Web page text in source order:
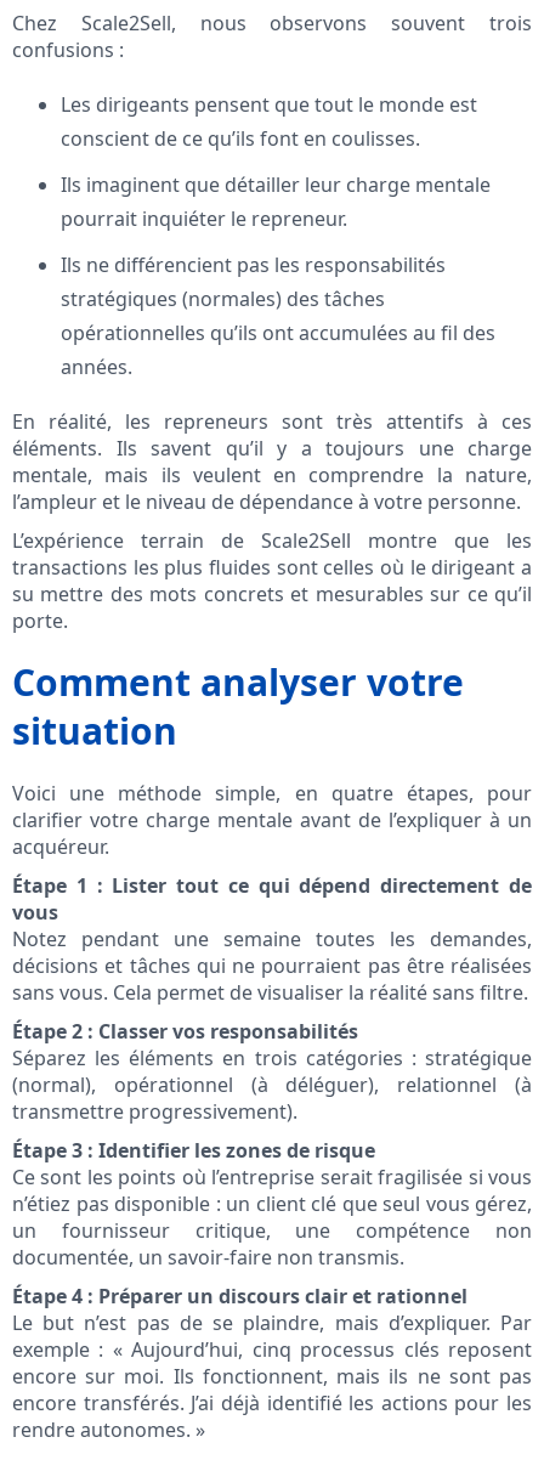
Chez Scale2Sell, nous observons souvent trois
confusions :
Les dirigeants pensent que tout le monde est
conscient de ce qu’ils font en coulisses.
Ils imaginent que détailler leur charge mentale
pourrait inquiéter le repreneur.
Ils ne différencient pas les responsabilités
stratégiques (normales) des tâches
opérationnelles qu’ils ont accumulées au fil des
années.
En réalité, les repreneurs sont très attentifs à ces
éléments. Ils savent qu’il y a toujours une charge
mentale, mais ils veulent en comprendre la nature,
l’ampleur et le niveau de dépendance à votre personne.
L’expérience terrain de Scale2Sell montre que les
transactions les plus fluides sont celles où le dirigeant a
su mettre des mots concrets et mesurables sur ce qu’il
porte.
Comment analyser votre
situation
Voici une méthode simple, en quatre étapes, pour
clarifier votre charge mentale avant de l’expliquer à un
acquéreur.
Étape 1 : Lister tout ce qui dépend directement de
vous
Notez pendant une semaine toutes les demandes,
décisions et tâches qui ne pourraient pas être réalisées
sans vous. Cela permet de visualiser la réalité sans filtre.
Étape 2 : Classer vos responsabilités
Séparez les éléments en trois catégories : stratégique
(normal), opérationnel (à déléguer), relationnel (à
transmettre progressivement).
Étape 3 : Identifier les zones de risque
Ce sont les points où l’entreprise serait fragilisée si vous
n’étiez pas disponible : un client clé que seul vous gérez,
un fournisseur critique, une compétence non
documentée, un savoir-faire non transmis.
Étape 4 : Préparer un discours clair et rationnel
Le but n’est pas de se plaindre, mais d’expliquer. Par
exemple : « Aujourd’hui, cinq processus clés reposent
encore sur moi. Ils fonctionnent, mais ils ne sont pas
encore transférés. J’ai déjà identifié les actions pour les
rendre autonomes. »